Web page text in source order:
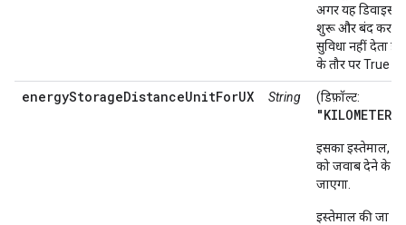
अगर यह डिवाइस
शुरू और बंद करने
सुविधा नहीं देता है,
के तौर पर True
energyStorageDistanceUnitForUX String (डिफ़ॉल्ट:
"KILOMETERS"
इसका इस्तेमाल,
को जवाब देने के
जाएगा.
इस्तेमाल की जा